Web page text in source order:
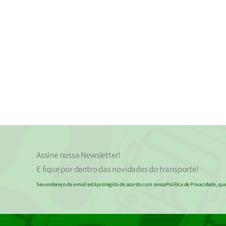
Assine nossaNewsletter!
E fique por dentro das novidades do transporte!
Seu endereço de e-mailestáprotegido de acordo com nossa Política de Privacidade,